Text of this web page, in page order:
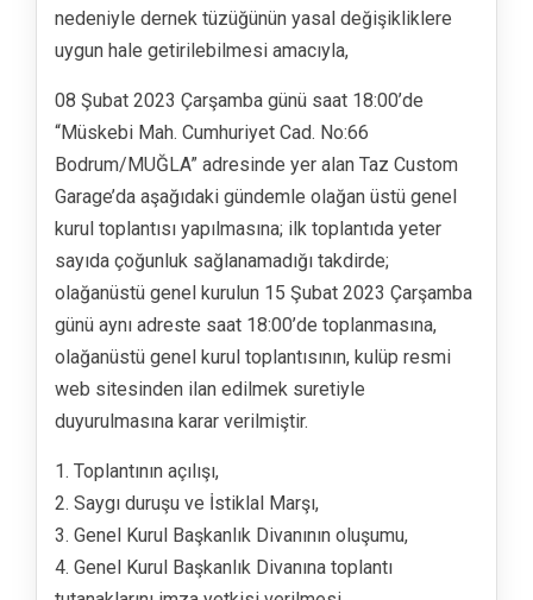
nedeniyle dernek tüzüğünün yasal değişikliklere
uygun hale getirilebilmesi amacıyla,
08 Şubat 2023 Çarşamba günü saat 18:00’de
“Müskebi Mah. Cumhuriyet Cad. No:66
Bodrum/MUĞLA” adresinde yer alan Taz Custom
Garage’da aşağıdaki gündemle olağan üstü genel
kurul toplantısı yapılmasına; ilk toplantıda yeter
sayıda çoğunluk sağlanamadığı takdirde;
olağanüstü genel kurulun 15 Şubat 2023 Çarşamba
günü aynı adreste saat 18:00’de toplanmasına,
olağanüstü genel kurul toplantısının, kulüp resmi
web sitesinden ilan edilmek suretiyle
duyurulmasına karar verilmiştir.
1. Toplantının açılışı,
2. Saygı duruşu ve İstiklal Marşı,
3. Genel Kurul Başkanlık Divanının oluşumu,
4. Genel Kurul Başkanlık Divanına toplantı